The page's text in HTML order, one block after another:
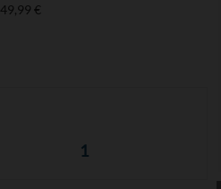
Preis
49,99 €
1